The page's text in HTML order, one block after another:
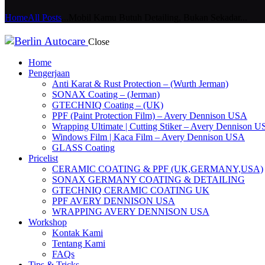
HomeAll Posts
Close
Home
Pengerjaan
Anti Karat & Rust Protection – (Wurth Jerman)
SONAX Coating – (Jerman)
GTECHNIQ Coating – (UK)
PPF (Paint Protection Film) – Avery Dennison USA
Wrapping Ultimate | Cutting Stiker – Avery Dennison
Windows Film | Kaca Film – Avery Dennison USA
GLASS Coating
Pricelist
CERAMIC COATING & PPF (UK,GERMANY,USA)
SONAX GERMANY COATING & DETAILING
GTECHNIQ CERAMIC COATING UK
PPF AVERY DENNISON USA
WRAPPING AVERY DENNISON USA
Workshop
Kontak Kami
Tentang Kami
FAQs